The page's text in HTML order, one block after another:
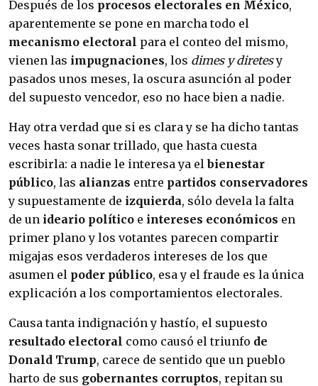
Después de los procesos electorales en México,
aparentemente se pone en marcha todo el
mecanismo electoral para el conteo del mismo,
vienen las impugnaciones, los dimes y diretesy
pasados unos meses, la oscura asunción al poder
del supuesto vencedor, eso no hace bien a nadie.
Hay otra verdad que si es clara y se ha dicho tantas
veces hasta sonar trillado, que hasta cuesta
escribirla: a nadie le interesa ya elbienestar
público, las alianzas entre partidos conservadores
y supuestamente de izquierda, sólo devela la falta
de un ideario político e intereses económicos en
primer plano y los votantes parecen compartir
migajas esos verdaderos intereses de los que
asumen el poder público, esa y el fraude es la única
explicación a los comportamientos electorales.
Causa tanta indignación y hastío, el supuesto
resultado electoral como causó el triunfo de
Donald Trump, carece de sentido que un pueblo
harto de sus gobernantes corruptos, repitan su